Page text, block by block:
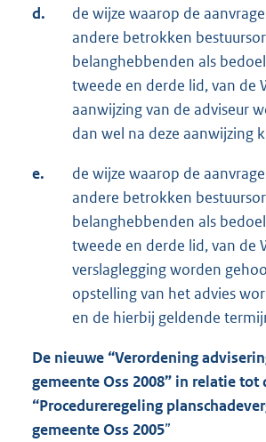
d.
de wijze waarop de
andere betrokken
belanghebbenden als
tweede en derde lid, van de
aanwijzing van de adviseur
dan wel na deze aanwijzing
e.
de wijze waarop de
andere betrokken
belanghebbenden als
tweede en derde lid, van de
verslaglegging worden
opstelling van het advies
en de hierbij geldende
De nieuwe “Verordening
gemeente Oss 2008” in relatie tot
“Procedureregeling
gemeente Oss 2005”